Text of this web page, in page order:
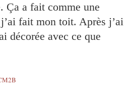
Ça a fait comme une
fait mon toit. Après j’ai
décorée avec ce que